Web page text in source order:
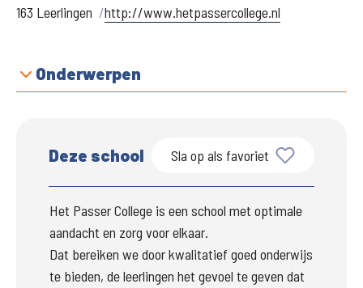
163 Leerlingen
http://www.hetpassercollege.nl
Onderwerpen
Deze school Sla op als favoriet
Het Passer College is een school met optimale
aandacht en zorg voor elkaar.
Dat bereiken we door kwalitatief goed onderwijs
te bieden, de leerlingen het gevoel te geven dat